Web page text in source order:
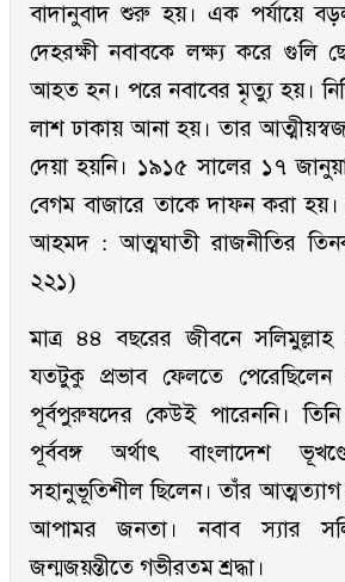
বাদানুবাদ শুরু হয়। এক পর্যায়ে
দেহরক্ষী নবাবকে লক্ষ্য করে
আহত হন। পরে নবাবের মৃত্যু হয়।
লাশ ঢাকায় আনা হয়। তার
দেয়া হয়নি। ১৯১৫ সালের ১৭
বেগম বাজারে তাকে দাফন করা হয়।
আহমদ : আত্মঘাতী রাজনীতির
২২১)
মাত্র ৪৪ বছরের জীবনে সলিমুল্লাহ
যতটুকু প্রভাব ফেলতে
পূর্বপুরুষদের কেউই পারেননি।
পূর্ববঙ্গ অর্থাৎ বাংলাদেশ
সহানুভূতিশীল ছিলেন। তাঁর
আপামর জনতা। নবাব স্যার
জন্মজয়ন্তীতে গভীরতম শ্রদ্ধা।